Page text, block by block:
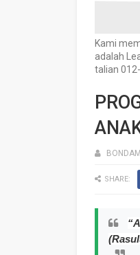
Kami
adalah
talian
SHARE:
“